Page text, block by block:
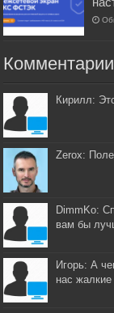
Комментарии
Кирилл:
Zerox:
DimmKo:
вам бы
Игорь: А
нас